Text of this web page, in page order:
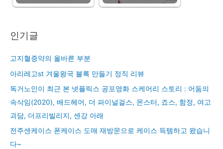
인기글
고지혈증약의 올바른 부분
아리레고st 겨울왕국 블록 만들기 정직 리뷰
독거노인이 최근 본 넷플릭스 공포영화 스케어리 스토리 : 어둠의
속삭임(2020), 배드헤어, 더 파이널걸스, 몬스터, 죠스, 함정, 여고
괴담, 더프리빌리지, 센강 아래
전주센케이스 폰케이스 도매 재방문으로 케이스 득템하고 왔습니
다~